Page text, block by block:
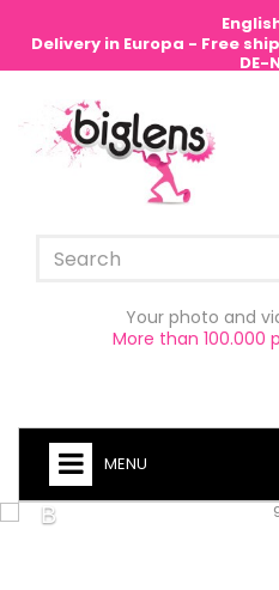
Delivery in Europa - Free
DE-
Your photo and
More than 100.000
MENU